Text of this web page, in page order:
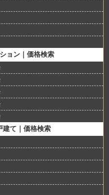
ョン｜価格検索
建て｜価格検索